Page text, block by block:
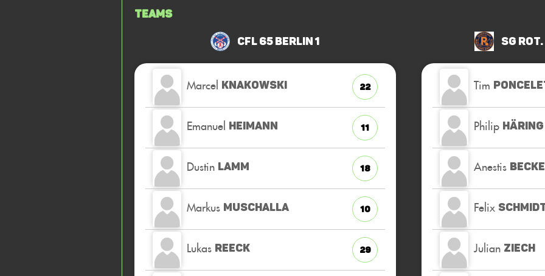
Teams
CfL 65 Berlin 1
Marcel KNAKOWSKI 22
Emanuel HEIMANN 11
Dustin LAMM 18
Markus MUSCHALLA 10
Lukas REECK 29
SG
Tim
Philip HÄRING
Anestis
Felix
Julian ZIECH